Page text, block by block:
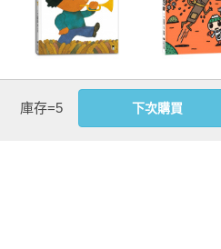
這本書讓我想起多年前我的自身
的事情。所以當我看到書中兩個
暗自祈禱他們能夠和好。看到最
興，這真是一本令人難忘的書！
——花見（日本讀者，全職媽媽）
恐龍圖鑑對於小連來說，是剛入
跟好朋友大智分享，沒想到工地
的好朋友翻臉啦！澄清了誤會以
時，小連還期待著拿回圖鑑以後
大智在「他的」圖鑑上又寫又畫
還好上天下了一場及時雨，讓兩
嗶嗶叭叭吹喇叭
（五味太郎陪孩
子吹出怪聲，也
水精靈和
（宮西達
子感受接
庫存=5 下次購買